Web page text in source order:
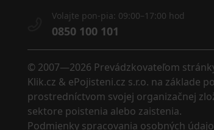
Volajte pon-pia: 09:00–17:00 hod
0850 100 101
© 2007—2026 Prevádzkovateľom
Klik.cz & ePojisteni.cz s.r.o. na základe
prostredníctvom svojej organizačnej
sektore poistenia alebo zaistenia.
Podmienky spracovania osobných